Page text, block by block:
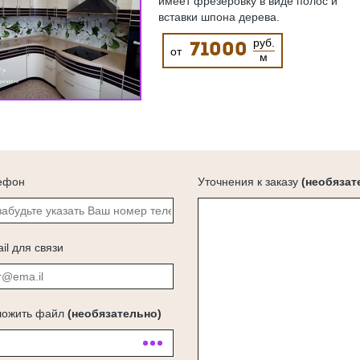
вставки шпона дерева.
от 71000
руб.
м
для связи
файл (необязательно)
Уточнения к заказу